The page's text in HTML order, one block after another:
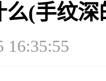
么(手纹
16:35:55